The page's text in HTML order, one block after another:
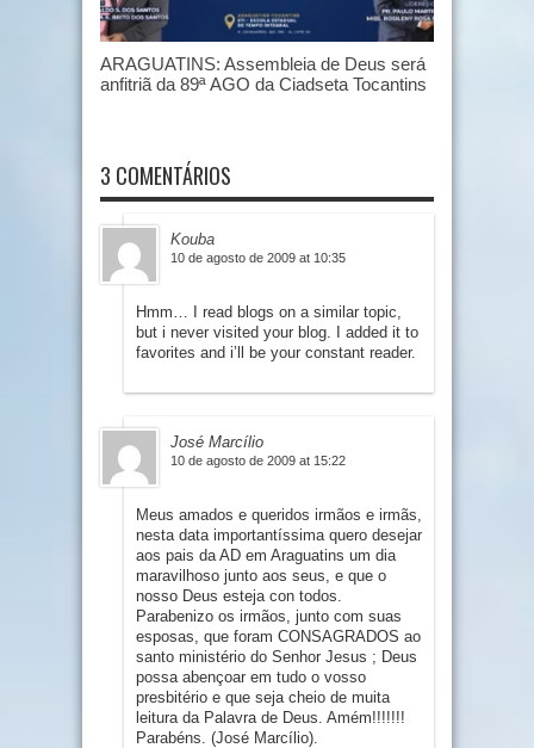
ARAGUATINS: Assembleia de Deus será
anfitriã da 89ª AGO da Ciadseta Tocantins
3 COMENTÁRIOS
Kouba
10 de agosto de 2009 at 10:35
Hmm… I read blogs on a similar topic,
but i never visited your blog. I added it to
favorites and i’ll be your constant reader.
José Marcílio
10 de agosto de 2009 at 15:22
Meus amados e queridos irmãos e irmãs,
nesta data importantíssima quero desejar
aos pais da AD em Araguatins um dia
maravilhoso junto aos seus, e que o
nosso Deus esteja con todos.
Parabenizo os irmãos, junto com suas
esposas, que foram CONSAGRADOS ao
santo ministério do Senhor Jesus ; Deus
possa abençoar em tudo o vosso
presbitério e que seja cheio de muita
leitura da Palavra de Deus. Amém!!!!!!!
Parabéns. (José Marcílio).